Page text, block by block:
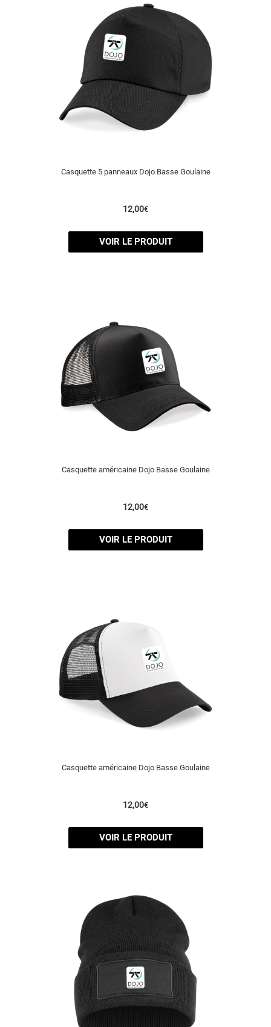
Casquette 5 panneaux Dojo Basse Goulaine
12,00€
VOIR LE PRODUIT
Casquette américaine Dojo Basse Goulaine
12,00€
VOIR LE PRODUIT
Casquette américaine Dojo Basse Goulaine
12,00€
VOIR LE PRODUIT